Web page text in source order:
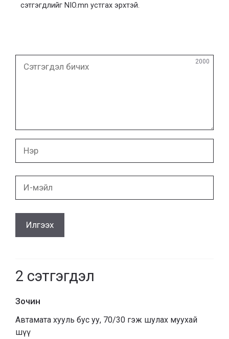
сэтгэгдлийг NIO.mn устгах эрхтэй.
бичих
2000
2 сэтгэгдэл
Зочин
Автамата хууль бус уу, 70/30 гэж шулах муухай
шүү